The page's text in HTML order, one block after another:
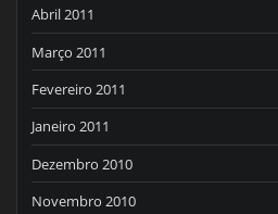
Abril 2011
Março 2011
Fevereiro 2011
Janeiro 2011
Dezembro 2010
Novembro 2010